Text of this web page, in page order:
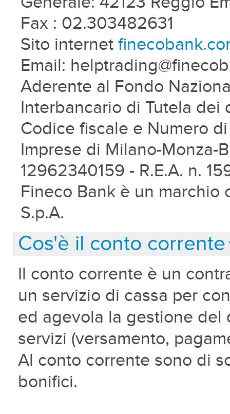
Fax : 02.303482631
Sito internet
Email:
Aderente al Fondo
Interbancario di Tutela dei
Codice fiscale e Numero
Imprese di Milano-Monza-
12962340159 - R.E.A. n.
Fineco Bank è un marchio
S.p.A.
Cos'è il conto corrente
Il conto corrente è un
un servizio di cassa per
ed agevola la gestione del
servizi (versamento,
Al conto corrente sono di
bonifici.